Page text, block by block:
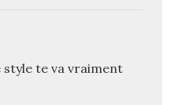
te va vraiment